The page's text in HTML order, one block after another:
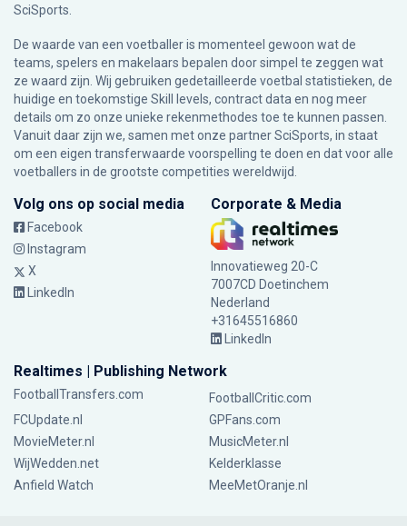
SciSports
De waarde van een voetballer is momenteel gewoon wat de
teams, spelers en makelaars bepalen door simpel te zeggen wat
ze waard zijn. Wij gebruiken gedetailleerde voetbal statistieken, de
huidige en toekomstige Skill levels, contract data en nog meer
details om zo onze unieke rekenmethodes toe te kunnen passen.
Vanuit daar zijn we, samen met onze partner SciSports, in staat
om een eigen transferwaarde voorspelling te doen en dat voor alle
voetballers in de grootste competities wereldwijd.
Volg ons op social media
Facebook
Instagram
X
LinkedIn
Corporate & Media
Innovatieweg 20-C
7007CD Doetinchem
Nederland
+31645516860
LinkedIn
Realtimes | Publishing Network
FootballTransfers.com
FootballCritic.com
FCUpdate.nl
GPFans.com
MovieMeter.nl
MusicMeter.nl
WijWedden.net
Kelderklasse
Anfield Watch
MeeMetOranje.nl